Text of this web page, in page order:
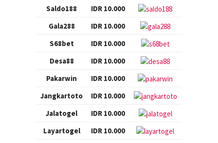
Saldo188
IDR 10.000
Gala288
IDR 10.000
S68bet
IDR 10.000
Desa88
IDR 10.000
Pakarwin
IDR 10.000
Jangkartoto
IDR 10.000
Jalatogel
IDR 10.000
Layartogel
IDR 10.000